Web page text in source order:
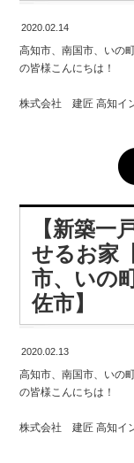
すさに大きく影響しま
とママのストレスを予
ん。 パパとママのため
ようです。 公園や公
て世帯の仲間と交流で
・子育て世帯が近隣に
トラブルもストレス源
いると、理解を得られ
・頼れる人が近くにい
に住んでいると心強い
精神的にも余裕が生ま
育児ストレスと戦うパ
すすめです。 高知市
れてみてはいかがでし
よいでしょう。
ができる階段プランと
暮らしに彩りを添える
高知インター店でお待
【新築一戸建、お家作
市、土佐市】
をしよと思います。 資
トや活用ポイントなど
ウスメーカーを探す際
情報収集の第一歩とし
ることをおすすめします
資料請求は、家にいな
ができ、 情報を比較
気になるハウスメーカ
軒モデルハウスを回る
資料請求をして各メー
ることができます。
インターネットやチラ
新築住宅を建てるとき
情報を集めることがで
2020.02.14
高知市、南国市、いの
の皆様こんにちは！
株式会社 建匠 高知イ
建築家と自分の理の家
実は・・多くの人が、
他にはない個性的な家
建築家と家をつくるこ
狭小地が多い高知県では
ついつい広い土地を選
自分達が望んでいた家
【新築一
せるお家
市、いの
佐市】
2020.02.13
高知市、南国市、いの
の皆様こんにちは！
株式会社 建匠 高知イ